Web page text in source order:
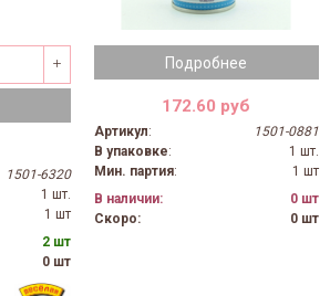
1501-6320
1 шт.
1 шт
2 шт
0 шт
Подробнее
172.60 руб
Артикул:
1501-0881
В упаковке:
1 шт.
Мин. партия:
1 шт
В наличии:
0 шт
Скоро:
0 шт